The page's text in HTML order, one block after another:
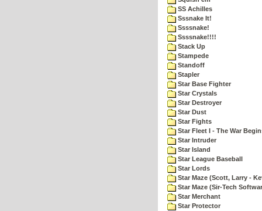
SS Achilles
Sssnake It!
Ssssnake!
Ssssnake!!!!
Stack Up
Stampede
Standoff
Stapler
Star Base Fighter
Star Crystals
Star Destroyer
Star Dust
Star Fights
Star Fleet I - The War
Star Intruder
Star Island
Star League Baseball
Star Lords
Star Maze (Scott, Larry -
Star Maze (Sir-Tech
Star Merchant
Star Protector